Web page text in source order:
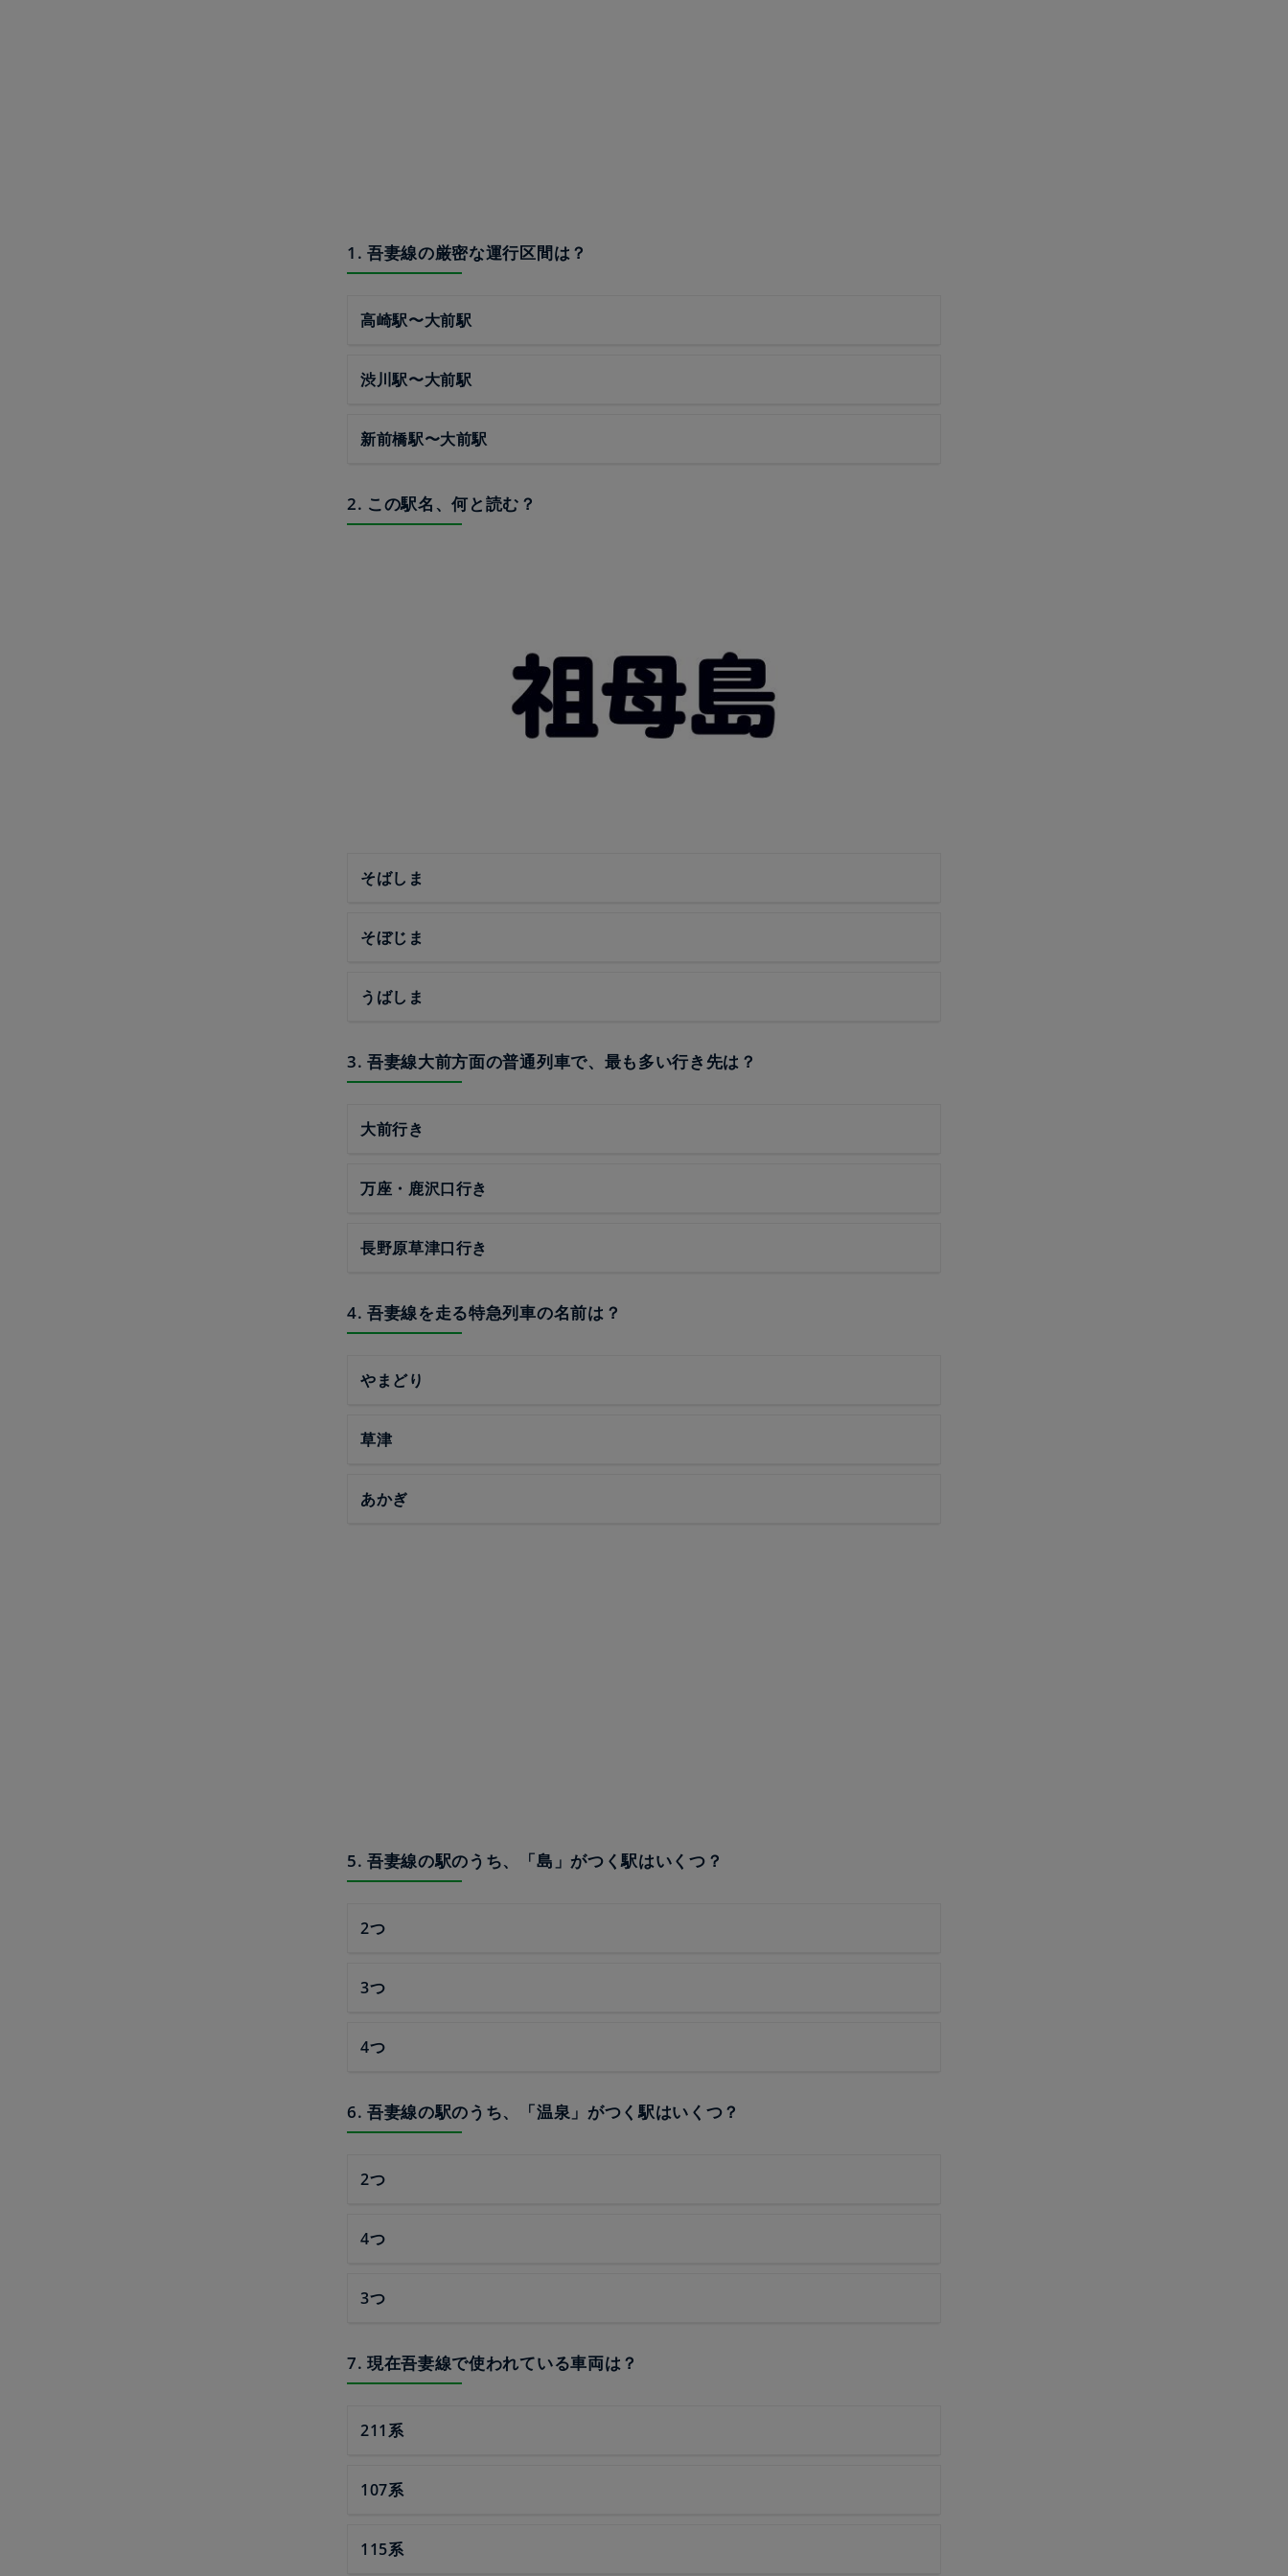
1. 吾妻線の厳密な運行区間は？
高崎駅〜大前駅
渋川駅〜大前駅
新前橋駅〜大前駅
2. この駅名、何と読む？
そばしま
そぼじま
うばしま
3. 吾妻線大前方面の普通列車で、最も多い行き先は？
大前行き
万座・鹿沢口行き
長野原草津口行き
4. 吾妻線を走る特急列車の名前は？
やまどり
草津
あかぎ
5. 吾妻線の駅のうち、「島」がつく駅はいくつ？
2つ
3つ
4つ
6. 吾妻線の駅のうち、「温泉」がつく駅はいくつ？
2つ
4つ
3つ
7. 現在吾妻線で使われている車両は？
211系
107系
115系